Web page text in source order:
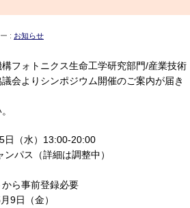
: お知らせ
フォトニクス生命工学研究部門/産業技術
会よりシンポジウム開催のご案内が届き
日（水）13:00-20:00
ンパス（詳細は調整中）
から事前登録必要
9日（金）